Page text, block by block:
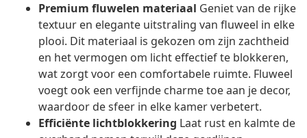
Premium fluwelen materiaal Geniet van de rijke
textuur en elegante uitstraling van fluweel in elke
plooi. Dit materiaal is gekozen om zijn zachtheid
en het vermogen om licht effectief te blokkeren,
wat zorgt voor een comfortabele ruimte. Fluweel
voegt ook een verfijnde charme toe aan je decor,
waardoor de sfeer in elke kamer verbetert.
Efficiënte lichtblokkering Laat rust en kalmte de